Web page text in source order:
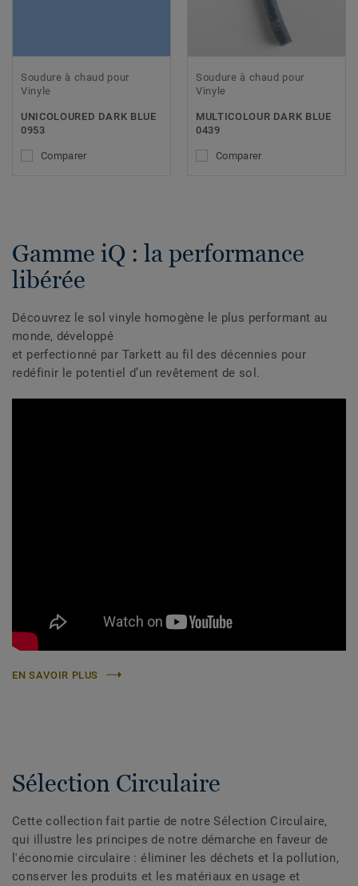
Soudure à chaud pour
Vinyle
UNICOLOURED DARK BLUE
0953
Comparer
Soudure à chaud pour
Vinyle
MULTICOLOUR DARK BLUE
0439
Comparer
Gamme iQ : la performance
libérée
Découvrez le sol vinyle homogène le plus performant au
monde, développé
et perfectionné par Tarkett au fil des décennies pour
redéfinir le potentiel d’un revêtement de sol.
EN SAVOIR PLUS
Sélection Circulaire
Cette collection fait partie de notre Sélection Circulaire,
qui illustre les principes de notre démarche en faveur de
l'économie circulaire : éliminer les déchets et la pollution,
conserver les produits et les matériaux en usage et